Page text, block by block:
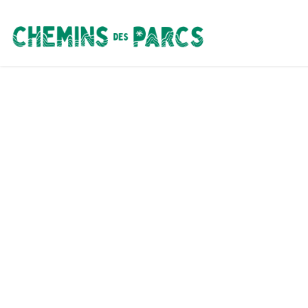
Chemins des Parcs